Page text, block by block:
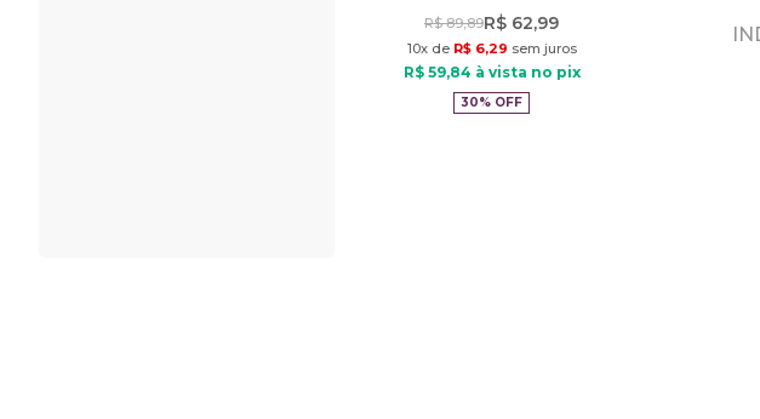
R$ 89,89R$ 62,99
10x de R$ 6,29 sem juros
R$ 59,84 à vista no pix
30% OFF